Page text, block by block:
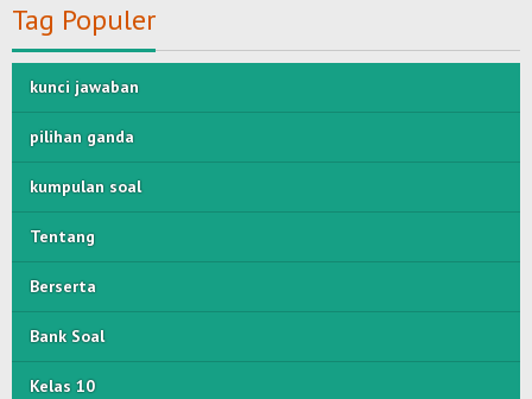
Tag Populer
kunci jawaban
pilihan ganda
kumpulan soal
Tentang
Berserta
Bank Soal
Kelas 10